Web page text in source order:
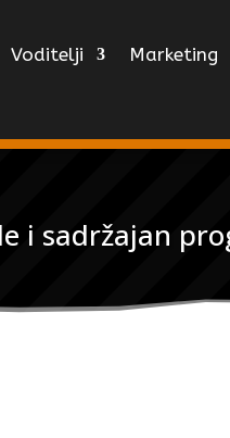
Voditelji Marketing
i sadržajan